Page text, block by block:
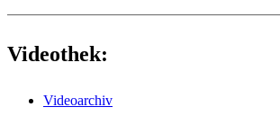
Videothek:
Videoarchiv